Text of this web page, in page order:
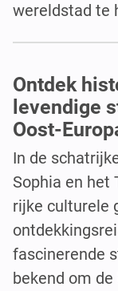
wereldstad te
Ontdek
levendige
Oost-
In de
Sophia en het
rijke culturele
fascinerende
bekend om